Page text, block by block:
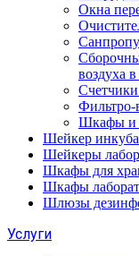
Окна
воздуха
Фильтро-
Шкафы и
Шейкер
Шейкеры
Шкафы для
Шкафы
Шлюзы
Услуги